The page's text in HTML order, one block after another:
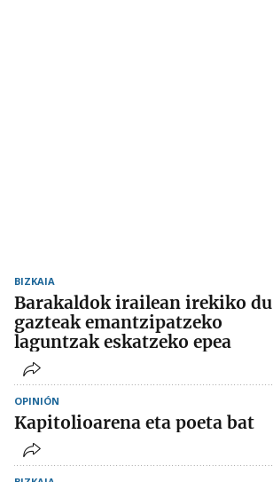
BIZKAIA
Barakaldok irailean irekiko du
gazteak emantzipatzeko
laguntzak eskatzeko epea
OPINIÓN
Kapitolioarena eta poeta bat